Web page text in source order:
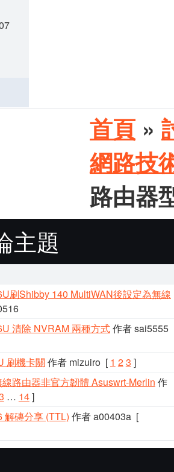
首頁 »
網路技
路由器
主題
刷Shibby 140 MultiWAN後設定為無線
清除 NVRAM 兩種方式作者 sai5555
刷機卡關 作者 mizuiro[ 1 23 ]
路由器非官方韌體 Asuswrt-Merlin 作
… 14]
解磚分享 (TTL) 作者 a00403a[